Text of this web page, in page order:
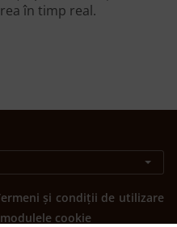
în timp real.
și condiții de utilizare
cookie